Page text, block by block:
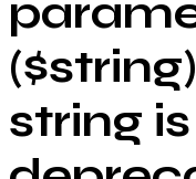
string is